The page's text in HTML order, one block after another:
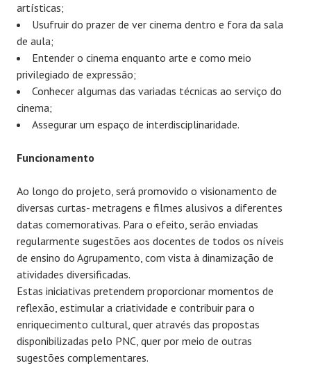
artísticas;
Usufruir do prazer de ver cinema dentro e fora da sala
de aula;
Entender o cinema enquanto arte e como meio
privilegiado de expressão;
Conhecer algumas das variadas técnicas ao serviço do
cinema;
Assegurar um espaço de interdisciplinaridade.
Funcionamento
Ao longo do projeto, será promovido o visionamento de
diversas curtas- metragens e filmes alusivos a diferentes
datas comemorativas. Para o efeito, serão enviadas
regularmente sugestões aos docentes de todos os níveis
de ensino do Agrupamento, com vista à dinamização de
atividades diversificadas.
Estas iniciativas pretendem proporcionar momentos de
reflexão, estimular a criatividade e contribuir para o
enriquecimento cultural, quer através das propostas
disponibilizadas pelo PNC, quer por meio de outras
sugestões complementares.